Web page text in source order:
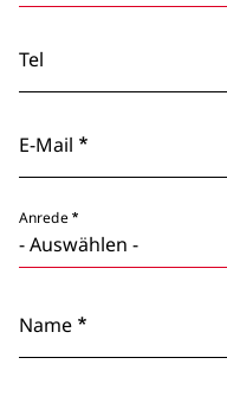
Anrede
Name
Tel
E-Mail